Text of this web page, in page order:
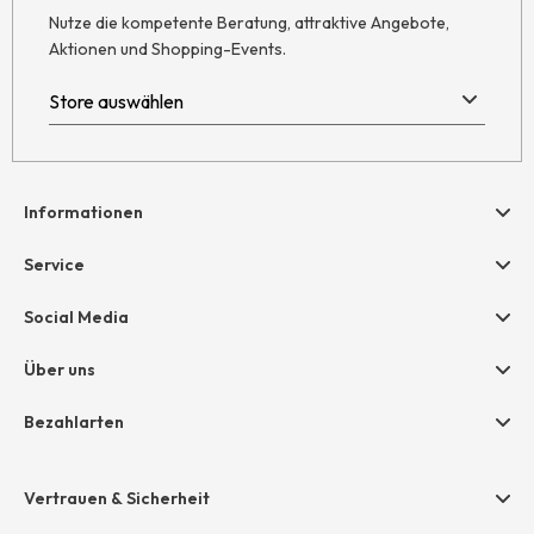
Nutze die kompetente Beratung, attraktive Angebote,
Aktionen und Shopping-Events.
Informationen
Hilfe & Kontakt
Retoure
AGB
Datenschutz
Grounding Page
Service
Geschenkgutscheine
Größentabelle
Social Media
Über uns
Unternehmen
Bezahlarten
Amazon Pay
Vertrauen & Sicherheit